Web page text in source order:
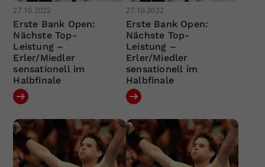
27.10.2022
Erste Bank Open:
Nächste Top-
Leistung –
Erler/Miedler
sensationell im
Halbfinale
27.10.2022
Erste Bank Open:
Nächste Top-
Leistung –
Erler/Miedler
sensationell im
Halbfinale